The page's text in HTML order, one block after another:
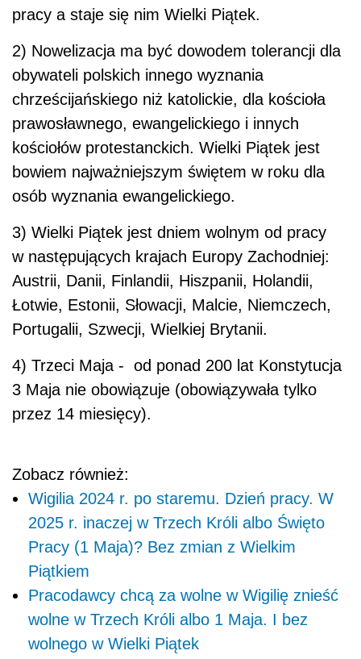
pracy a staje się nim Wielki Piątek.
2) Nowelizacja ma być dowodem tolerancji dla
obywateli polskich innego wyznania
chrześcijańskiego niż katolickie, dla kościoła
prawosławnego, ewangelickiego i innych
kościołów protestanckich. Wielki Piątek jest
bowiem najważniejszym świętem w roku dla
osób wyznania ewangelickiego.
3) Wielki Piątek jest dniem wolnym od pracy
w następujących krajach Europy Zachodniej:
Austrii, Danii, Finlandii, Hiszpanii, Holandii,
Łotwie, Estonii, Słowacji, Malcie, Niemczech,
Portugalii, Szwecji, Wielkiej Brytanii.
4) Trzeci Maja - od ponad 200 lat Konstytucja
3 Maja nie obowiązuje (obowiązywała tylko
przez 14 miesięcy).
Zobacz również:
Wigilia 2024 r. po staremu. Dzień pracy. W
2025 r. inaczej w Trzech Króli albo Święto
Pracy (1 Maja)? Bez zmian z Wielkim
Piątkiem
Pracodawcy chcą za wolne w Wigilię znieść
wolne w Trzech Króli albo 1 Maja. I bez
wolnego w Wielki Piątek